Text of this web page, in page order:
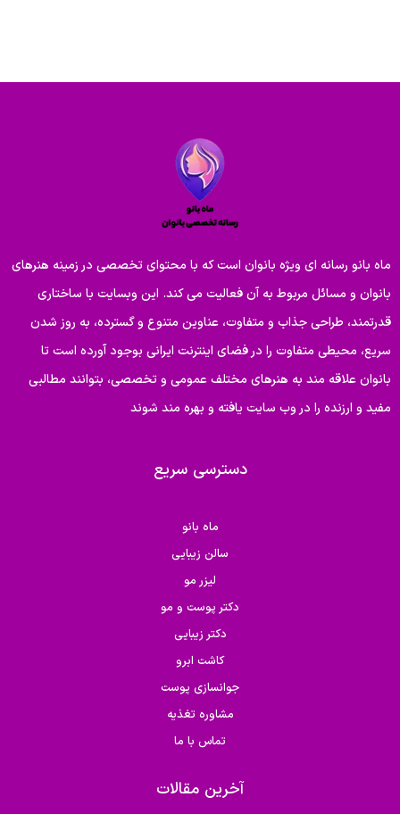
ماه بانو رسانه ای ویژه بانوان است که با محتوای تخصصی در زمینه هنرهای
بانوان و مسائل مربوط به آن فعالیت می کند. این وبسایت با ساختاری
قدرتمند، طراحی جذاب و متفاوت، عناوین متنوع و گسترده، به روز شدن
سریع، محیطی متفاوت را در فضای اینترنت ایرانی بوجود آورده است تا
بانوان علاقه مند به هنرهای مختلف عمومی و تخصصی، بتوانند مطالبی
مفید و ارزنده را در وب سایت یافته و بهره مند شوند
دسترسی سریع
ماه بانو
سالن زیبایی
لیزر مو
دکتر پوست و مو
دکتر زیبایی
کاشت ابرو
جوانسازی پوست
مشاوره تغذیه
تماس با ما
آخرین مقالات